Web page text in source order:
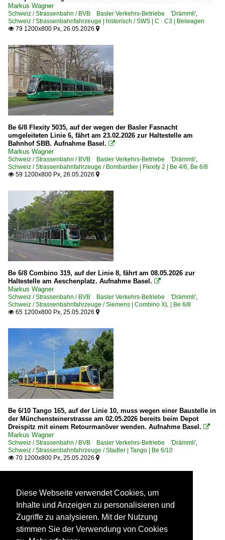
Markus Wagner
Schweiz / Strassenbahn / BVB Basler Verkehrs-Betriebe 'Drämmli'
Schweiz / Strassenbahnfahrzeuge | historisch / SWS | C · C3 | Beiwagen
 79 1200x800 Px, 26.05.2026 
Be 6/8 Flexity 5035, auf der wegen der Basler Fasnacht
umgeleiteten Linie 6, fährt am 23.02.2026 zur Haltestelle am
Bahnhof SBB. Aufnahme Basel. 
Markus Wagner
Schweiz / Strassenbahn / BVB Basler Verkehrs-Betriebe 'Drämmli'
Schweiz / Strassenbahnfahrzeuge / Bombardier | Flexity 2 | Be 4/6, Be 6/8
 59 1200x800 Px, 26.05.2026 
Be 6/8 Combino 319, auf der Linie 8, fährt am 08.05.2026 zur
Haltestelle am Aeschenplatz. Aufnahme Basel. 
Markus Wagner
Schweiz / Strassenbahn / BVB Basler Verkehrs-Betriebe 'Drämmli'
Schweiz / Strassenbahnfahrzeuge / Siemens | Combino XL | Be 6/8
 65 1200x800 Px, 25.05.2026 
Be 6/10 Tango 165, auf der Linie 10, muss wegen einer Baustelle in
der Münchensteinerstrasse am 02.05.2026 bereits beim Depot
Dreispitz mit einem Retourmanöver wenden. Aufnahme Basel. 
Markus Wagner
Schweiz / Strassenbahn / BVB Basler Verkehrs-Betriebe 'Drämmli'
Schweiz / Strassenbahnfahrzeuge / Stadler | Tango | Be 6/10
 70 1200x800 Px, 25.05.2026 
Diese Webseite verwendet Cookies, um
Inhalte und Anzeigen zu personalisieren und
Zugriffe zu analysieren. Mit der Nutzung
stimmen Sie der Verwendung von Cookies